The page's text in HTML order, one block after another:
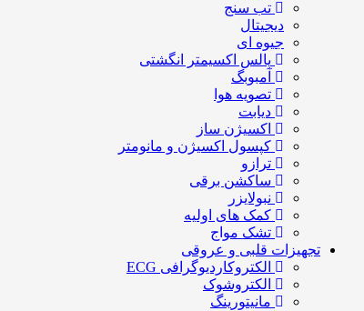
تب سنج
دیجیتال
جیوه ای
پالس اکسیمتر انگشتی
آمبوبگ
تصویه هوا
دیابت
اکسیژن ساز
کپسول اکسیژن و مانومتر
ترازو
ساکشن برقی
نبولایزر
کمک های اولیه
تشک مواج
تجهیزات قلبی و عروقی
الکتروکاردیوگرافی ECG
الکتروشوک
مانیتورینگ